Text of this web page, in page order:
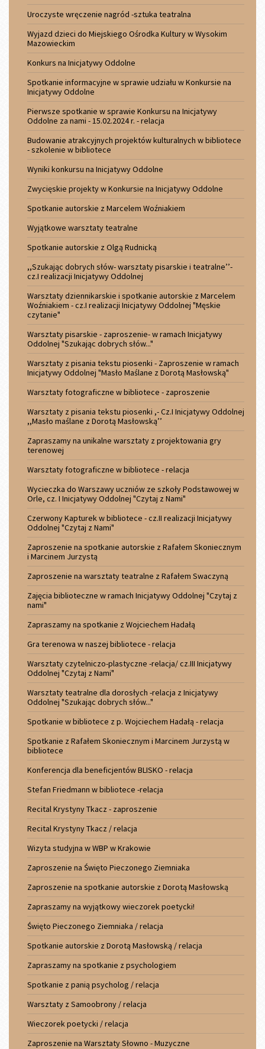
Uroczyste wręczenie nagród -sztuka teatralna
Wyjazd dzieci do Miejskiego Ośrodka Kultury w Wysokim
Mazowieckim
Konkurs na Inicjatywy Oddolne
Spotkanie informacyjne w sprawie udziału w Konkursie na
Inicjatywy Oddolne
Pierwsze spotkanie w sprawie Konkursu na Inicjatywy
Oddolne za nami - 15.02.2024 r. - relacja
Budowanie atrakcyjnych projektów kulturalnych w bibliotece
- szkolenie w bibliotece
Wyniki konkursu na Inicjatywy Oddolne
Zwycięskie projekty w Konkursie na Inicjatywy Oddolne
Spotkanie autorskie z Marcelem Woźniakiem
Wyjątkowe warsztaty teatralne
Spotkanie autorskie z Olgą Rudnicką
,,Szukając dobrych słów- warsztaty pisarskie i teatralne’’-
cz.I realizacji Inicjatywy Oddolnej
Warsztaty dziennikarskie i spotkanie autorskie z Marcelem
Woźniakiem - cz.I realizacji Inicjatywy Oddolnej "Męskie
czytanie"
Warsztaty pisarskie - zaproszenie- w ramach Inicjatywy
Oddolnej "Szukając dobrych słów..."
Warsztaty z pisania tekstu piosenki - Zaproszenie w ramach
Inicjatywy Oddolnej "Masło Maślane z Dorotą Masłowską"
Warsztaty fotograficzne w bibliotece - zaproszenie
Warsztaty z pisania tekstu piosenki ,- Cz.I Inicjatywy Oddolnej
,,Masło maślane z Dorotą Masłowską’’
Zapraszamy na unikalne warsztaty z projektowania gry
terenowej
Warsztaty fotograficzne w bibliotece - relacja
Wycieczka do Warszawy uczniów ze szkoły Podstawowej w
Orle, cz. I Inicjatywy Oddolnej "Czytaj z Nami"
Czerwony Kapturek w bibliotece - cz.II realizacji Inicjatywy
Oddolnej "Czytaj z Nami"
Zaproszenie na spotkanie autorskie z Rafałem Skoniecznym
i Marcinem Jurzystą
Zaproszenie na warsztaty teatralne z Rafałem Swaczyną
Zajęcia biblioteczne w ramach Inicjatywy Oddolnej "Czytaj z
nami"
Zapraszamy na spotkanie z Wojciechem Hadałą
Gra terenowa w naszej bibliotece - relacja
Warsztaty czytelniczo-plastyczne -relacja/ cz.III Inicjatywy
Oddolnej "Czytaj z Nami"
Warsztaty teatralne dla dorosłych -relacja z Inicjatywy
Oddolnej "Szukając dobrych słów..."
Spotkanie w bibliotece z p. Wojciechem Hadałą - relacja
Spotkanie z Rafałem Skoniecznym i Marcinem Jurzystą w
bibliotece
Konferencja dla beneficjentów BLISKO - relacja
Stefan Friedmann w bibliotece -relacja
Recital Krystyny Tkacz - zaproszenie
Recital Krystyny Tkacz / relacja
Wizyta studyjna w WBP w Krakowie
Zaproszenie na Święto Pieczonego Ziemniaka
Zaproszenie na spotkanie autorskie z Dorotą Masłowską
Zapraszamy na wyjątkowy wieczorek poetycki!
Święto Pieczonego Ziemniaka / relacja
Spotkanie autorskie z Dorotą Masłowską / relacja
Zapraszamy na spotkanie z psychologiem
Spotkanie z panią psycholog / relacja
Warsztaty z Samoobrony / relacja
Wieczorek poetycki / relacja
Zaproszenie na Warsztaty Słowno - Muzyczne